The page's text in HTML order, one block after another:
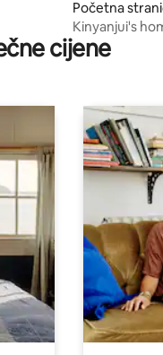
Početna
Kinyanjui's
cijene